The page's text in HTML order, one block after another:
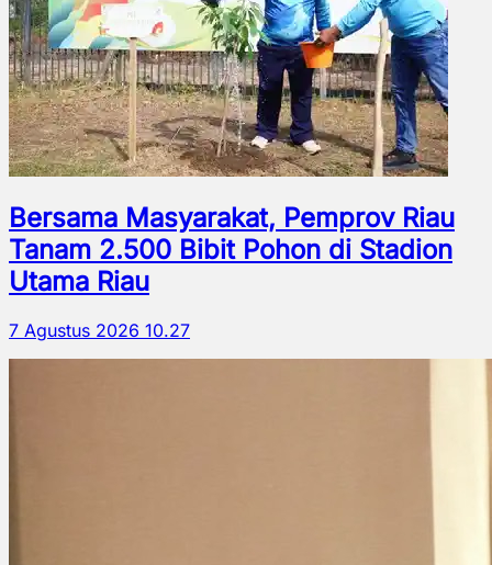
Bersama Masyarakat, Pemprov Riau
Tanam 2.500 Bibit Pohon di Stadion
Utama Riau
7 Agustus 2026 10.27